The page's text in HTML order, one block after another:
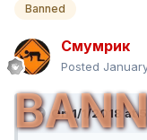
Banned
Смумрик
Posted
On 1/1/2018 at